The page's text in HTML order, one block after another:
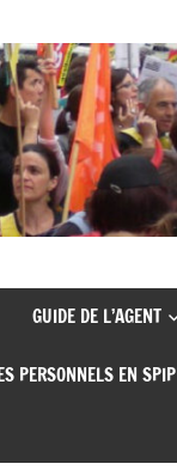
GUIDE DE L’AGENT
PERSONNELS EN SPIP